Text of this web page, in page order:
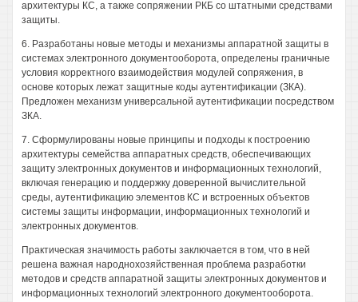
архитектуры КС, а также сопряжении РКБ со штатными средствами
защиты.
6. Разработаны новые методы и механизмы аппаратной защиты в
системах электронного документооборота, определены граничные
условия корректного взаимодействия модулей сопряжения, в
основе которых лежат защитные коды аутентификации (ЗКА).
Предложен механизм универсальной аутентификации посредством
ЗКА.
7. Сформулированы новые принципы и подходы к построению
архитектуры семейства аппаратных средств, обеспечивающих
защиту электронных документов и информационных технологий,
включая генерацию и поддержку доверенной вычислительной
среды, аутентификацию элементов КС и встроенных объектов
системы защиты информации, информационных технологий и
электронных документов.
Практическая значимость работы заключается в том, что в ней
решена важная народнохозяйственная проблема разработки
методов и средств аппаратной защиты электронных документов и
информационных технологий электронного документооборота.